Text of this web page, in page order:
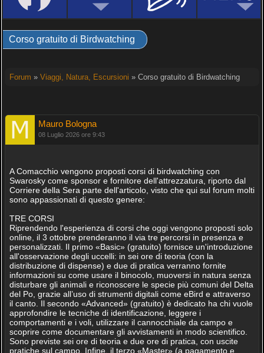
Corso gratuito di Birdwatching
Forum » Viaggi, Natura, Escursioni » Corso gratuito di Birdwatching
Mauro Bologna
08 Luglio 2026 ore 9:43
A Comacchio vengono proposti corsi di birdwatching con
Swarosky come sponsor e fornitore dell'attrezzatura, riporto dal
Corriere della Sera parte dell'articolo, visto che qui sul forum molti
sono appassionati di questo genere:
TRE CORSI
Riprendendo l'esperienza di corsi che oggi vengono proposti solo
online, il 3 ottobre prenderanno il via tre percorsi in presenza e
personalizzati. Il primo «Basic» (gratuito) fornisce un'introduzione
all'osservazione degli uccelli: in sei ore di teoria (con la
distribuzione di dispense) e due di pratica verranno fornite
informazioni su come usare il binocolo, muoversi in natura senza
disturbare gli animali e riconoscere le specie più comuni del Delta
del Po, grazie all’uso di strumenti digitali come eBird e attraverso
il canto. Il secondo «Advanced» (gratuito) è dedicato ha chi vuole
approfondire le tecniche di identificazione, leggere i
comportamenti e i voli, utilizzare il cannocchiale da campo e
scoprire come documentare gli avvistamenti in modo scientifico.
Sono previste sei ore di teoria e due ore di pratica, con uscite
pratiche sul campo. Infine, il terzo «Master» (a pagamento e